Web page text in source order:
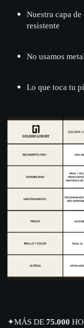
Nuestra capa
resistente
No usamos
Lo que toca tu
✦MÁS DE 75.000